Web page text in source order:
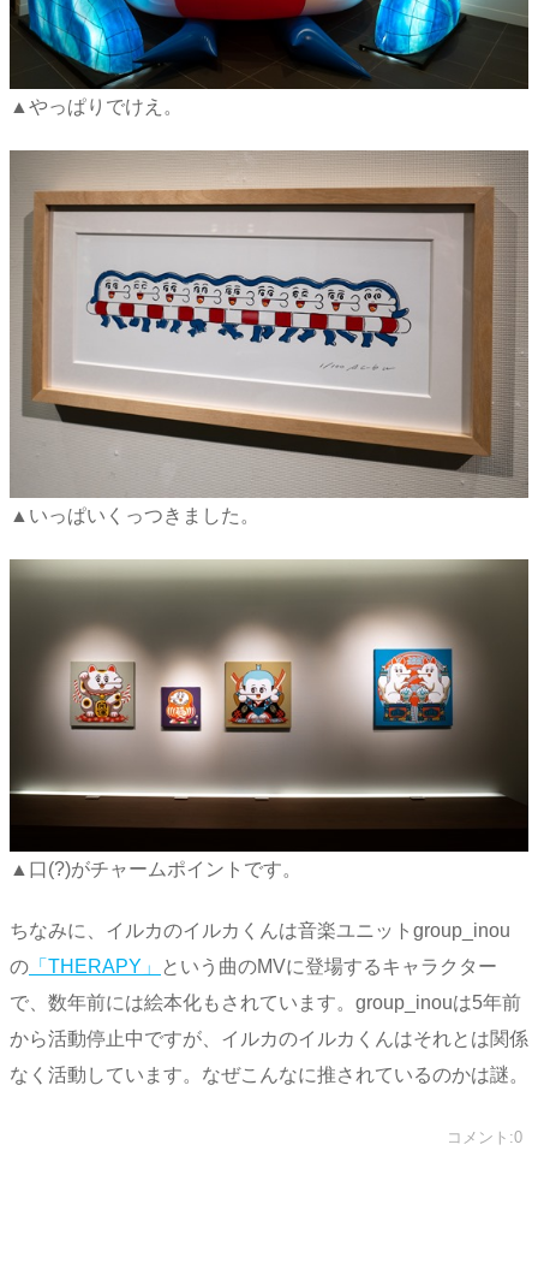
▲やっぱりでけえ。
▲いっぱいくっつきました。
▲口(?)がチャームポイントです。
ちなみに、イルカのイルカくんは音楽ユニットgroup_inou
の 「THERAPY」
という曲のMVに登場するキャラクター
で、数年前には絵本化もされています。group_inouは5年前
から活動停止中ですが、イルカのイルカくんはそれとは関係
なく活動しています。なぜこんなに推されているのかは謎。
コメント:0